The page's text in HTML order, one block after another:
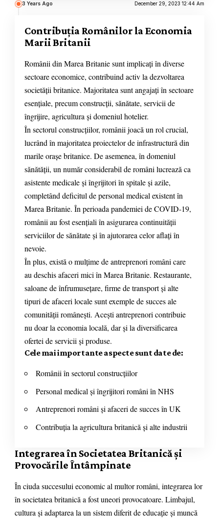
3 Years Ago December 29, 2023 12:44 Am
Contribuția Românilor la Economia
Marii Britanii
Românii din Marea Britanie sunt implicați în diverse
sectoare economice, contribuind activ la dezvoltarea
societății britanice. Majoritatea sunt angajați în sectoare
esențiale, precum construcții, sănătate, servicii de
îngrijire, agricultura și domeniul hotelier.
În sectorul construcțiilor, românii joacă un rol crucial,
lucrând în majoritatea proiectelor de infrastructură din
marile orașe britanice. De asemenea, în domeniul
sănătății, un număr considerabil de români lucrează ca
asistente medicale și îngrijitori în spitale și azile,
completând deficitul de personal medical existent în
Marea Britanie. În perioada pandemiei de COVID-19,
românii au fost esențiali în asigurarea continuității
serviciilor de sănătate și în ajutorarea celor aflați în
nevoie.
În plus, există o mulțime de antreprenori români care
au deschis afaceri mici în Marea Britanie. Restaurante,
saloane de înfrumusețare, firme de transport și alte
tipuri de afaceri locale sunt exemple de succes ale
comunității românești. Acești antreprenori contribuie
nu doar la economia locală, dar și la diversificarea
ofertei de servicii și produse.
Cele mai importante aspecte sunt date de:
Românii în sectorul construcțiilor
Personal medical și îngrijitori români în NHS
Antreprenori români și afaceri de succes în UK
Contribuția la agricultura britanică și alte industrii
Integrarea în Societatea Britanică și
Provocările Întâmpinate
În ciuda succesului economic al multor români, integrarea lor
în societatea britanică a fost uneori provocatoare. Limbajul,
cultura și adaptarea la un sistem diferit de educație și muncă